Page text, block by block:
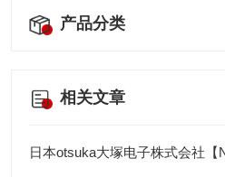
产品分类
相关文章